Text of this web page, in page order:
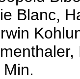
Blanc,